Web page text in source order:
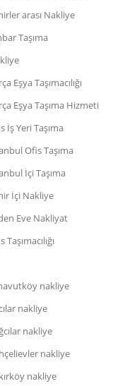
arası Nakliye
Taşıma
Eşya Taşımacılığı
Eşya Taşıma Hizmeti
İş Yeri Taşıma
Ofis Taşıma
İçi Taşıma
İçi Nakliye
Eve Nakliyat
Taşımacılığı
nakliye
nakliye
nakliye
nakliye
nakliye